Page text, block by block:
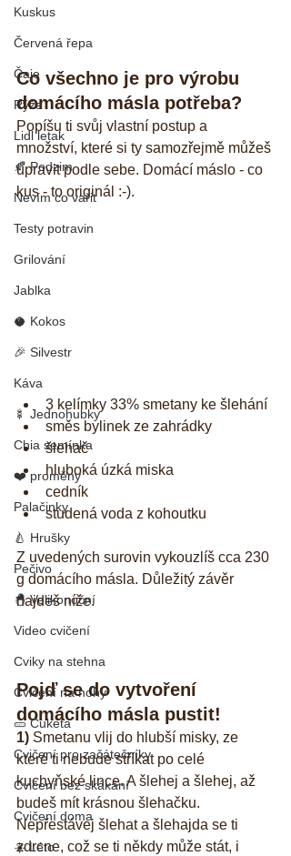
Kuskus
Červená řepa
Čaje
Rýže
Lidl letak
🍂 Podzim
Nevím co vařit
Testy potravin
Grilování
Jablka
🥥 Kokos
🎉 Silvestr
Káva
🍢 Jednohubky
Chia semínka
❤️ proměny
Palačinky
🍐 Hrušky
Pečivo
🐣 Velikonoční
Video cvičení
Cviky na stehna
Cvičení na nohy
🥒 Cuketa
Cvičení pro začátečníky
Cvičení bez skákání
Cvičení doma
☀️ Léto
Co všechno je pro výrobu
domácího másla potřeba?
Popíšu ti svůj vlastní postup a
množství, které si ty samozřejmě můžeš
upravit podle sebe. Domácí máslo - co
kus - to originál :-).
3 kelímky 33% smetany ke šlehání
směs bylinek ze zahrádky
šlehač
hluboká úzká miska
cedník
studená voda z kohoutku
Z uvedených surovin vykouzlíš cca 230
g domácího másla. Důležitý závěr
najdeš níže.
Pojď se do vytvoření
domácího másla pustit!
1) Smetanu vlij do hlubší misky, ze
které ti nebude stříkat po celé
kuchyňské lince. A šlehej a šlehej, až
budeš mít krásnou šlehačku.
Nepřestávej šlehat a šlehajda se ti
zdrcne, což se ti někdy může stát, i